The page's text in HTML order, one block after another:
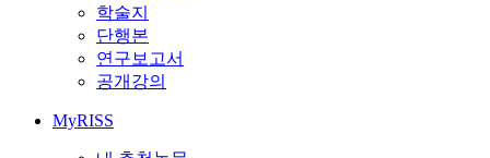
학술지
단행본
연구보고서
공개강의
MyRISS